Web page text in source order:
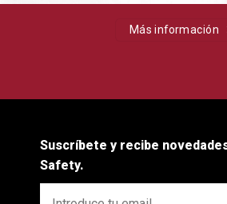
Más información
Suscríbete y recibe
Safety.